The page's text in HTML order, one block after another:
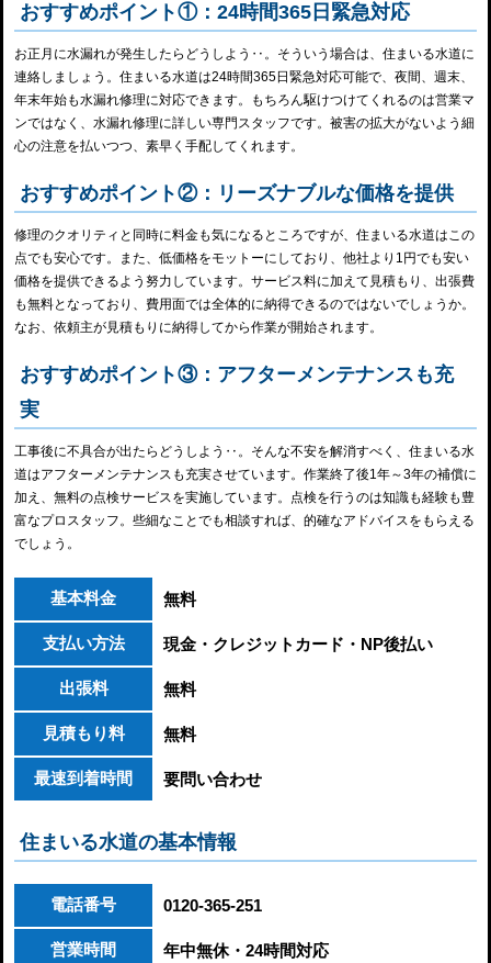
おすすめポイント①：24時間365日緊急対応
お正月に水漏れが発生したらどうしよう‥。そういう場合は、住まいる水道に
連絡しましょう。住まいる水道は24時間365日緊急対応可能で、夜間、週末、
年末年始も水漏れ修理に対応できます。もちろん駆けつけてくれるのは営業マ
ンではなく、水漏れ修理に詳しい専門スタッフです。被害の拡大がないよう細
心の注意を払いつつ、素早く手配してくれます。
おすすめポイント②：リーズナブルな価格を提供
修理のクオリティと同時に料金も気になるところですが、住まいる水道はこの
点でも安心です。また、低価格をモットーにしており、他社より1円でも安い
価格を提供できるよう努力しています。サービス料に加えて見積もり、出張費
も無料となっており、費用面では全体的に納得できるのではないでしょうか。
なお、依頼主が見積もりに納得してから作業が開始されます。
おすすめポイント③：アフターメンテナンスも充
実
工事後に不具合が出たらどうしよう‥。そんな不安を解消すべく、住まいる水
道はアフターメンテナンスも充実させています。作業終了後1年～3年の補償に
加え、無料の点検サービスを実施しています。点検を行うのは知識も経験も豊
富なプロスタッフ。些細なことでも相談すれば、的確なアドバイスをもらえる
でしょう。
基本料金 無料
支払い方法 現金・クレジットカード・NP後払い
出張料 無料
見積もり料 無料
最速到着時間 要問い合わせ
住まいる水道の基本情報
電話番号 0120-365-251
営業時間 年中無休・24時間対応